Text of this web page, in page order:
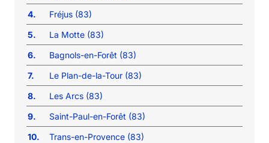
4.
Fréjus (83)
5.
La Motte (83)
6.
Bagnols-en-Forêt (83)
7.
Le Plan-de-la-Tour (83)
8.
Les Arcs (83)
9.
Saint-Paul-en-Forêt (83)
10.
Trans-en-Provence (83)